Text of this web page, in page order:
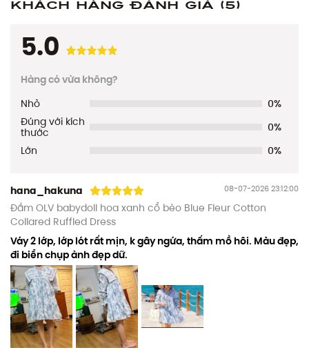
Khách hàng đánh giá (5)
5.0
Hàng có vừa không?
Nhỏ
0%
Đúng với kích
thước
0%
Lớn
0%
hana_hakuna 08-07-2026 23:12:00
Đầm OLV babydoll hoa xanh cổ bèo Blue Fleur Cotton
Collared Ruffled Dress
Váy 2 lớp, lớp lót rất mịn, k gây ngứa, thấm mồ hôi. Màu đẹp,
đi biển chụp ảnh đẹp dữ.